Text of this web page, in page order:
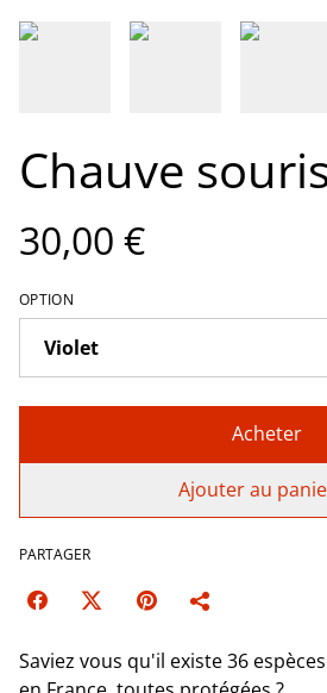
Chauve
30,00 €
OPTION
Acheter
Ajouter au
PARTAGER
Saviez vous qu'il existe 36